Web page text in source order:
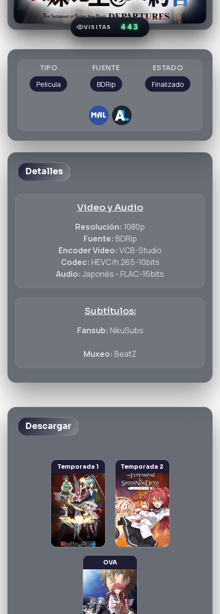
VISITAS 443
TIPO
Pelicula
FUENTE
BDRip
ESTADO
Finalizado
Detalles
Video y Audio
Resolución: 1080p
Fuente: BDRip
Encoder Video: VCB-Studio
Codec: HEVC/h.265-10bits
Audio: Japonés - FLAC-16bits
Subtítulos:
Fansub: NikuSubs
Muxeo: BeatZ
Descargar
Temporada 1 Temporada 2
OVA